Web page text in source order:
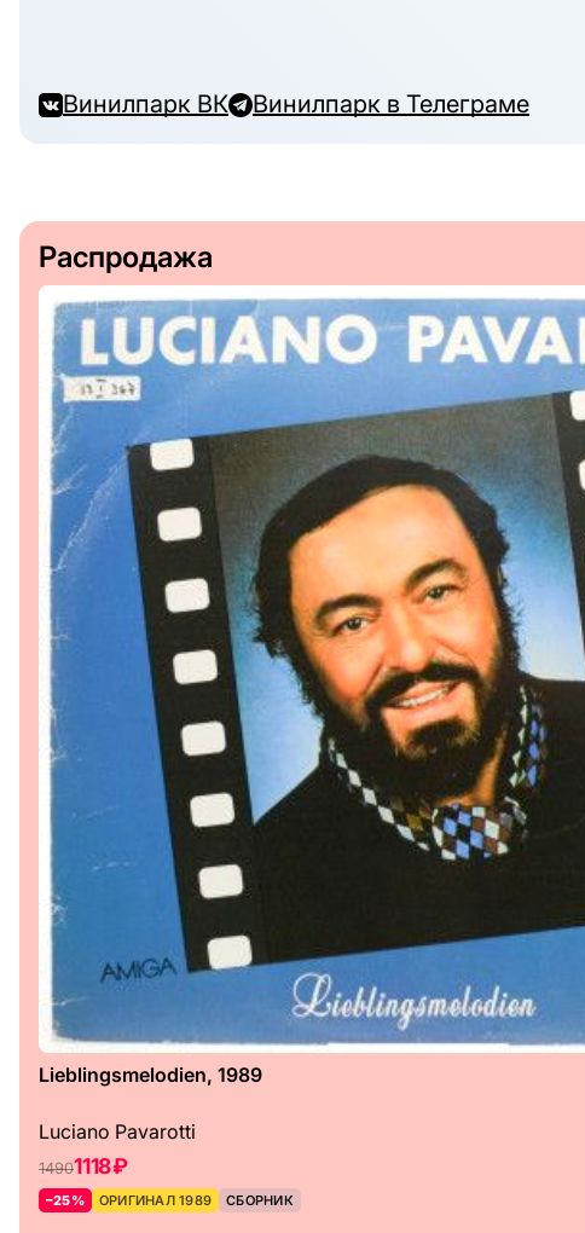
Винилпарк ВК Винилпарк в Телеграме
Распродажа
Lieblingsmelodien, 1989
Luciano Pavarotti
14901118 ₽
–25% ОРИГИНАЛ 1989 СБОРНИК